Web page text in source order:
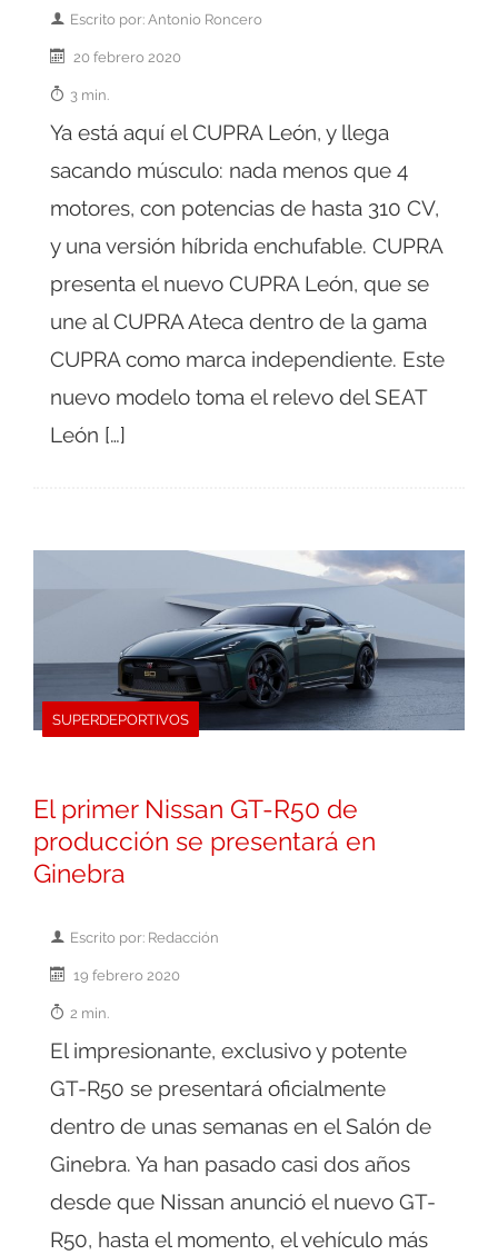
Escrito por: Antonio Roncero
20 febrero 2020
3 min.
Ya está aquí el CUPRA León, y llega
sacando músculo: nada menos que 4
motores, con potencias de hasta 310 CV,
y una versión híbrida enchufable. CUPRA
presenta el nuevo CUPRA León, que se
une al CUPRA Ateca dentro de la gama
CUPRA como marca independiente. Este
nuevo modelo toma el relevo del SEAT
León […]
SUPERDEPORTIVOS
El primer Nissan GT-R50 de
producción se presentará en
Ginebra
Escrito por: Redacción
19 febrero 2020
2 min.
El impresionante, exclusivo y potente
GT-R50 se presentará oficialmente
dentro de unas semanas en el Salón de
Ginebra. Ya han pasado casi dos años
desde que Nissan anunció el nuevo GT-
R50, hasta el momento, el vehículo más